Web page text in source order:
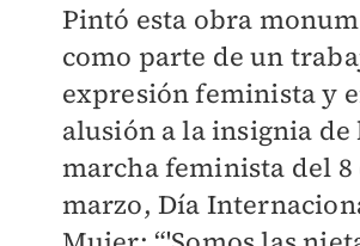
Pintó esta obra
como parte de un
expresión feminista y
alusión a la insignia de
marcha feminista del 8
marzo, Día